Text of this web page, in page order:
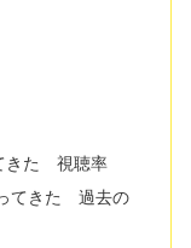
きた 視聴率
てきた 過去の